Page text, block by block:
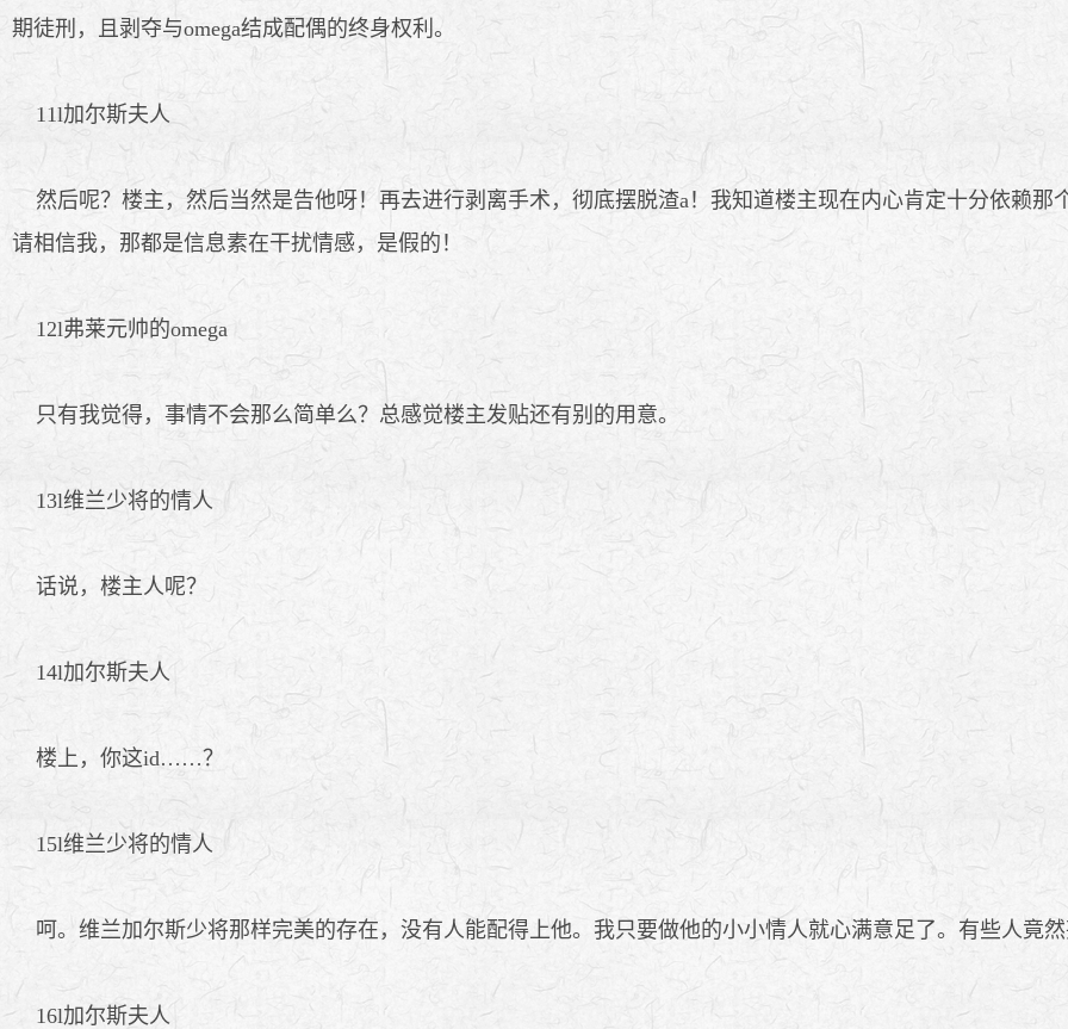
期徒刑，且剥夺与omega结成配偶的终身权利。
11l加尔斯夫人
然后呢？楼主，然后当然是告他呀！再去进行剥离手术，彻底摆脱渣a！我知道楼主现在内心肯定十分依赖那
请相信我，那都是信息素在干扰情感，是假的！
12l弗莱元帅的omega
只有我觉得，事情不会那么简单么？总感觉楼主发贴还有别的用意。
13l维兰少将的情人
话说，楼主人呢？
14l加尔斯夫人
楼上，你这id……？
15l维兰少将的情人
呵。维兰加尔斯少将那样完美的存在，没有人能配得上他。我只要做他的小小情人就心满意足了。有些人竟
16l加尔斯夫人